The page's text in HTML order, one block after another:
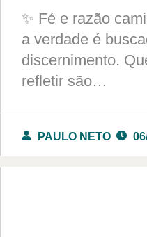
✨ Fé e razão
a verdade é
discernimento.
refletir são…
PAULO NETO